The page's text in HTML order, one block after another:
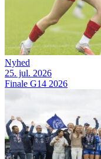
Nyhed
25. jul. 2026
Finale G14 2026